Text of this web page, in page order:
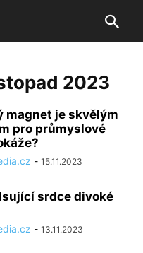
2023
magnet je skvělým
pro průmyslové
- 15.11.2023
srdce divoké
- 13.11.2023